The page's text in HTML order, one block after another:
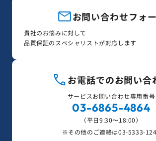
お問い合わせフォ
貴社のお悩みに対して
品質保証のスペシャリストが対応します
お電話でのお問い合
サービスお問い合わせ専用番号
03-6865-4864
（平日9:30〜18:00）
※その他のご連絡は03-5333-